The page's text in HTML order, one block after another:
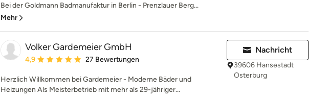
Bei der Goldmann Badmanufaktur in Berlin - Prenzlauer Berg...
Mehr
Volker Gardemeier GmbH
Durchschnittliche Bewertung: 4.9 von 5 Sternen
4,9 27 Bewertungen
Herzlich Willkommen bei Gardemeier - Moderne Bäder und
Heizungen Als Meisterbetrieb mit mehr als 29-jähriger...
Nachricht
39606 Hansestadt
Osterburg